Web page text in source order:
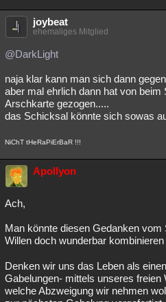
joybeat
ehemaliges Mitglied
@DarkLight
naja klar kann man sich dann
aber mal ehrlich dann hat von
Arschkarte gezogen.....
das Schicksal könnte sich sowas
NiChT tHeRaPiErBaR !!!
Apollyon
Ach,
Man könnte diesen Gedanken
Willen doch wunderbar kombinieren
Denken wir uns das Leben als
Gabelungen- mittels unseres freien
welche Abzweigung wir nehmen